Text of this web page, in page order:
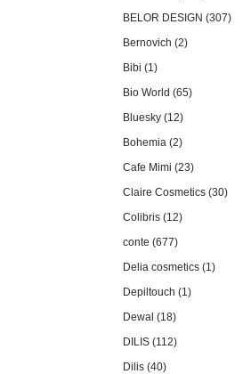
BELOR DESIGN (307)
Bernovich (2)
Bibi (1)
Bio World (65)
Bluesky (12)
Bohemia (2)
Cafe Mimi (23)
Claire Cosmetics (30)
Colibris (12)
conte (677)
Delia cosmetics (1)
Depiltouch (1)
Dewal (18)
DILIS (112)
Dilis (40)